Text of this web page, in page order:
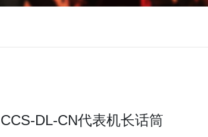
CCS-DL-CN代表机长话筒